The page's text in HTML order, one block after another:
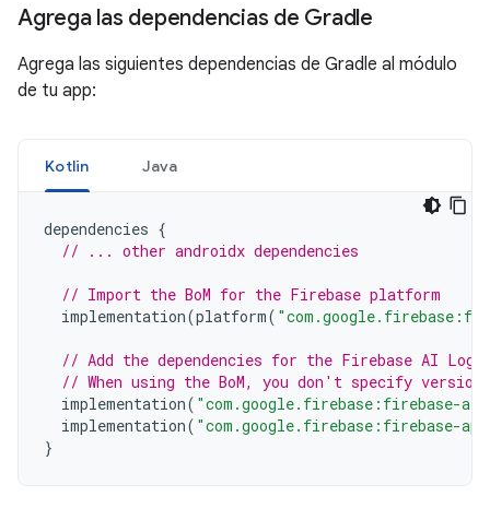
Agrega las dependencias de Gradle
Agrega las siguientes dependencias de Gradle al módulo
de tu app:
Kotlin Java
dependencies {
// ... other androidx dependencies
// Import the BoM for the Firebase platform
implementation(platform(
// Add the dependencies for the Firebase AI
// When using the BoM, you don't specify
implementation( "com.google.firebase:firebase-ai"
implementation( "com.google.firebase:firebase-
}